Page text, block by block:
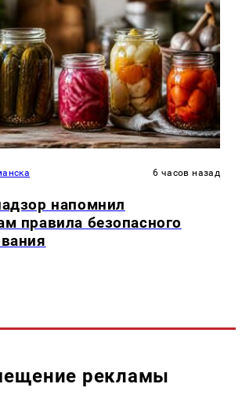
6 часов назад
напомнил
правила безопасного
рекламы